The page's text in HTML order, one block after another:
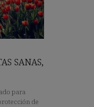
SANAS,
para
de